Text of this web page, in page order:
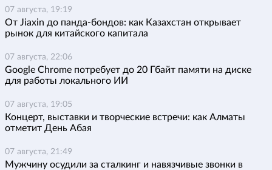
07 августа, 19:19
От Jiaxin до панда-бондов: как Казахстан открывает
рынок для китайского капитала
07 августа, 22:06
Google Chrome потребует до 20 Гбайт памяти на диске
для работы локального ИИ
07 августа, 19:05
Концерт, выставки и творческие встречи: как Алматы
отметит День Абая
07 августа, 21:49
Мужчину осудили за сталкинг и навязчивые звонки в